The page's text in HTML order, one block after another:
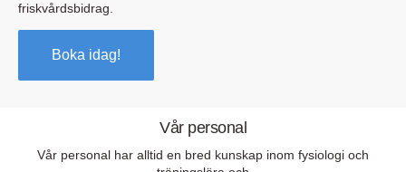
friskvårdsbidrag.
Boka idag!
Vår personal
Vår personal har alltid en bred kunskap inom fysiologi och